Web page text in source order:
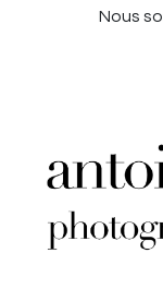
Nous